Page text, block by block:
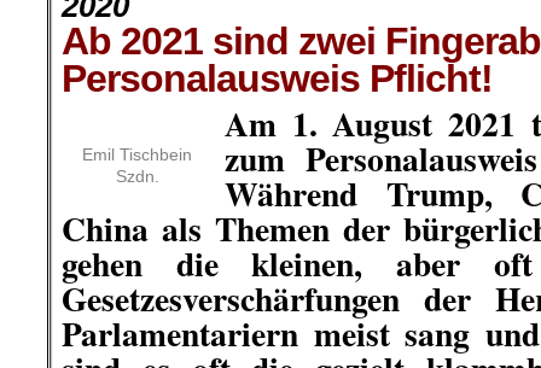
Ab 2021 sind zwei
Personalausweis Pflicht!
Emil Tischbein
Szdn.
Am 1. August 2021
zum
Während Trump,
China als Themen der
gehen die kleinen, aber
Gesetzesverschärfungen der
Parlamentariern meist sang